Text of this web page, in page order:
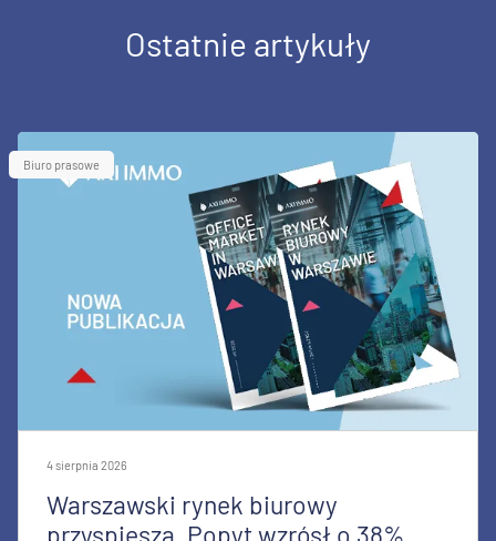
Ostatnie artykuły
Biuro prasowe
4 sierpnia 2026
Warszawski rynek biurowy
przyspiesza. Popyt wzrósł o 38%,